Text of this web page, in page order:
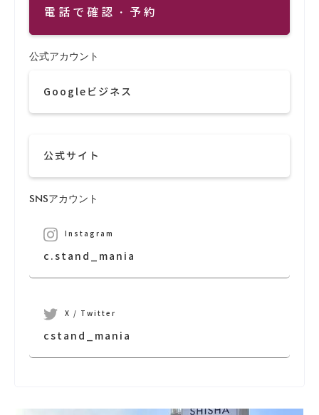
電話で確認・予約
公式アカウント
Googleビジネス
公式サイト
SNSアカウント
Instagram
c.stand_mania
X / Twitter
cstand_mania